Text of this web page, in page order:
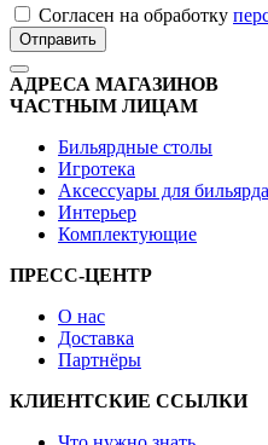
Cогласен на обработку
Отправить
АДРЕСА МАГАЗИНОВ
ЧАСТНЫМ ЛИЦАМ
Бильярдные столы
Игротека
Аксессуары для бильярда
Интерьер
Комплектующие
ПРЕСС-ЦЕНТР
О нас
Доставка
Партнёры
КЛИЕНТСКИЕ ССЫЛКИ